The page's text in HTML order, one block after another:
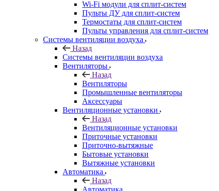
Wi-Fi модули для сплит-систем
Пульты ДУ для сплит-систем
Термостаты для сплит-систем
Пульты управления для сплит-систем
Системы вентиляции воздуха
Назад
Системы вентиляции воздуха
Вентиляторы
Назад
Вентиляторы
Промышленные вентиляторы
Аксессуары
Вентиляционные установки
Назад
Вентиляционные установки
Приточные установки
Приточно-вытяжные
Бытовые установки
Вытяжные установки
Автоматика
Назад
Автоматика